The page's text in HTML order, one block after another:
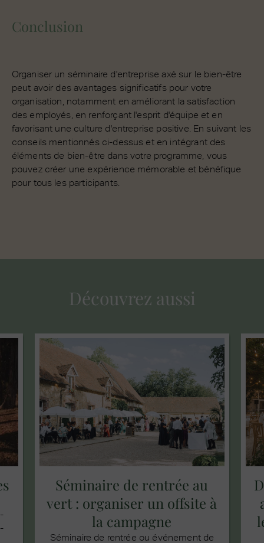
Conclusion
Organiser un séminaire d'entreprise axé sur le bien-être
peut avoir des avantages significatifs pour votre
organisation, notamment en améliorant la satisfaction
des employés, en renforçant l'esprit d'équipe et en
favorisant une culture d'entreprise positive. En suivant les
conseils mentionnés ci-dessus et en intégrant des
éléments de bien-être dans votre programme, vous
pouvez créer une expérience mémorable et bénéfique
pour tous les participants.
Découvrez aussi
Séminaire de rentrée au
vert : organiser un offsite à
la campagne
Séminaire de rentrée ou événement de